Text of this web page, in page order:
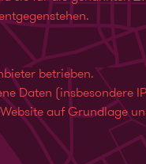
betrieben.
Daten (insbesondere
auf Grundlage